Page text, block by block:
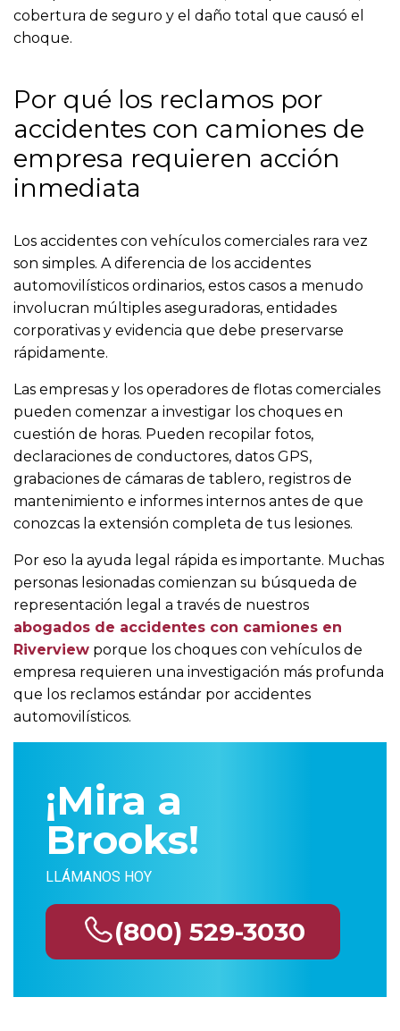
cobertura de seguro y el daño total que causó el
choque.
Por qué los reclamos por
accidentes con camiones de
empresa requieren acción
inmediata
Los accidentes con vehículos comerciales rara vez
son simples. A diferencia de los accidentes
automovilísticos ordinarios, estos casos a menudo
involucran múltiples aseguradoras, entidades
corporativas y evidencia que debe preservarse
rápidamente.
Las empresas y los operadores de flotas comerciales
pueden comenzar a investigar los choques en
cuestión de horas. Pueden recopilar fotos,
declaraciones de conductores, datos GPS,
grabaciones de cámaras de tablero, registros de
mantenimiento e informes internos antes de que
conozcas la extensión completa de tus lesiones.
Por eso la ayuda legal rápida es importante. Muchas
personas lesionadas comienzan su búsqueda de
representación legal a través de nuestros
abogados de accidentes con camiones en
Riverview porque los choques con vehículos de
empresa requieren una investigación más profunda
que los reclamos estándar por accidentes
automovilísticos.
¡Mira a
Brooks!
LLÁMANOS HOY
(800) 529-3030